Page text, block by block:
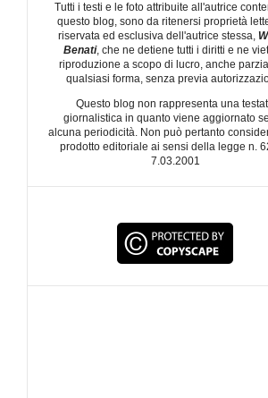
Tutti i testi e le foto attribuite all'autrice
questo blog, sono da ritenersi proprietà
riservata ed esclusiva dell'autrice stessa,
Benati, che ne detiene tutti i diritti e ne
riproduzione a scopo di lucro, anche
qualsiasi forma, senza previa
Questo blog non rappresenta una
giornalistica in quanto viene aggiornato
alcuna periodicità. Non può pertanto
prodotto editoriale ai sensi della legge n.
7.03.2001